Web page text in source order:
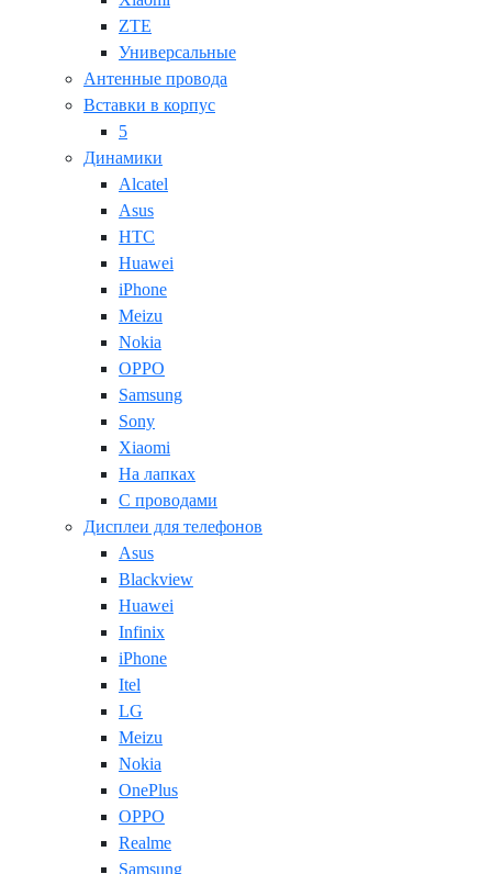
ZTE
Универсальные
Антенные провода
Вставки в корпус
5
Динамики
Alcatel
Asus
HTC
Huawei
iPhone
Meizu
Nokia
OPPO
Samsung
Sony
Xiaomi
На лапках
С проводами
Дисплеи для телефонов
Asus
Blackview
Huawei
Infinix
iPhone
Itel
LG
Meizu
Nokia
OnePlus
OPPO
Realme
Samsung